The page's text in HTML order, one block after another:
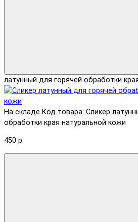
латунный для горячей обработки
На складе Код товара: Сликер
обработки края натуральной кожи
450 р.